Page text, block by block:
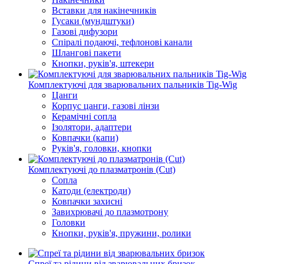
Вставки для накінечників
Гусаки (мундштуки)
Газові дифузори
Спіралі подаючі, тефлонові канали
Шлангові пакети
Кнопки, руків'я, штекери
Комплектуючі для зварювальних пальників Tig-Wig
Цанги
Корпус цанги, газові лінзи
Керамічні сопла
Ізолятори, адаптери
Ковпачки (капи)
Руків'я, головки, кнопки
Комплектуючі до плазматронів (Сut)
Сопла
Катоди (електроди)
Ковпачки захисні
Завихрювачі до плазмотрону
Головки
Кнопки, руків'я, пружини, ролики